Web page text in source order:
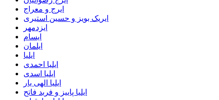
ایرج و معراج
ایریک بویز و حسین استیری
ایزدمهر
ایسام
ایلمان
ایلیا
ایلیا احمدی
ایلیا اسدی
ایلیا الهی یار
ایلیا پاییز و فربد فاتح